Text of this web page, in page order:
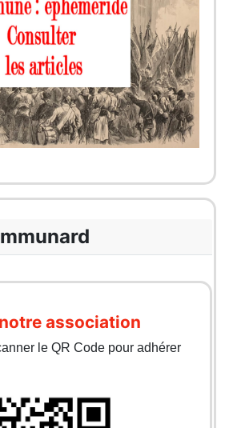
association
le QR Code pour adhérer